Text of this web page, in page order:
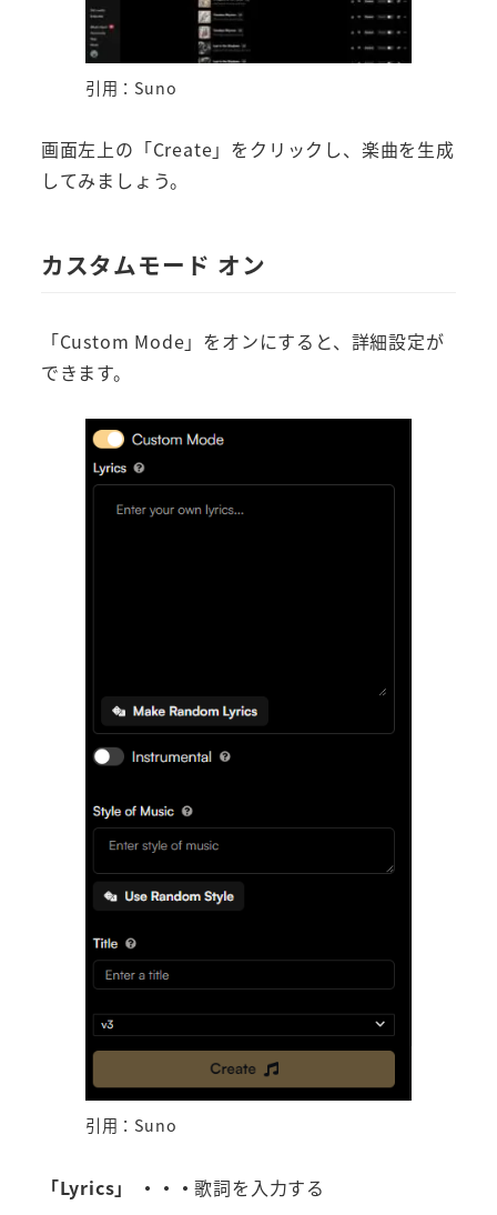
引用：Suno
画面左上の「Create」をクリックし、楽曲を生成
してみましょう。
カスタムモード オン
「Custom Mode」をオンにすると、詳細設定が
できます。
引用：Suno
「Lyrics」 ・・・歌詞を入力する